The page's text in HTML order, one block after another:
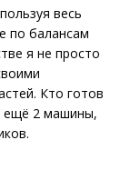
весь
по балансам
я не просто
Кто готов
ещё 2 машины,